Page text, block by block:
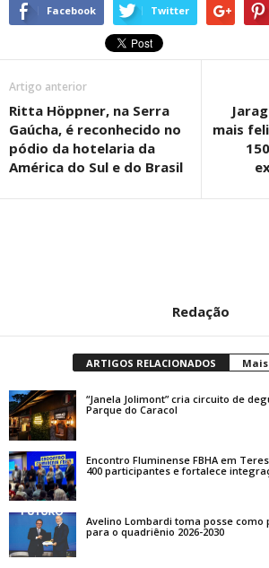
Facebook Twitter
Artigo anterior
Ritta Höppner, na Serra
Gaúcha, é reconhecido no
pódio da hotelaria da
América do Sul e do Brasil
mais
Redação
ARTIGOS RELACIONADOS
“Janela Jolimont” cria circuito de
Parque do Caracol
Encontro Fluminense FBHA em
400 participantes e fortalece
Avelino Lombardi toma posse como
para o quadriênio 2026-2030